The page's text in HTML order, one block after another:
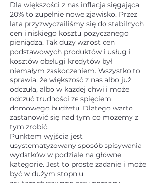
Dla większości z nas inflacja sięgająca
20% to zupełnie nowe zjawisko. Przez
lata przyzwyczailiśmy się do stabilnych
cen i niskiego kosztu pożyczanego
pieniądza. Tak duży wzrost cen
podstawowych produktów i usług i
kosztów obsługi kredytów był
niemałym zaskoczeniem. Wszystko to
sprawia, że większość z nas albo już
odczuła, albo w każdej chwili może
odczuć trudności ze spięciem
domowego budżetu. Dlatego warto
zastanowić się nad tym co możemy z
tym zrobić.
Punktem wyjścia jest
usystematyzowany sposób spisywania
wydatków w podziale na główne
kategorie. Jest to proste zadanie i może
być w dużym stopniu